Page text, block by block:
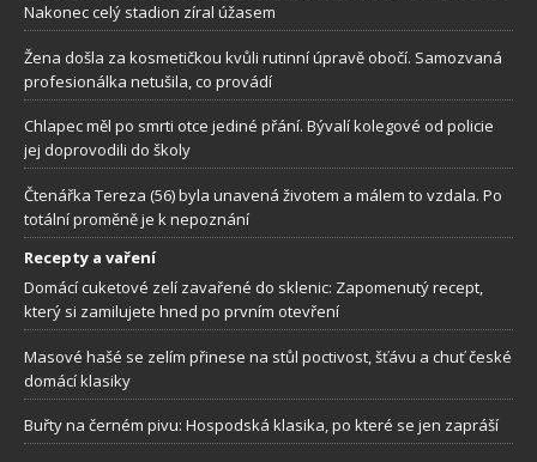
Nakonec celý stadion zíral úžasem
Žena došla za kosmetičkou kvůli rutinní úpravě obočí. Samozvaná
profesionálka netušila, co provádí
Chlapec měl po smrti otce jediné přání. Bývalí kolegové od policie
jej doprovodili do školy
Čtenářka Tereza (56) byla unavená životem a málem to vzdala. Po
totální proměně je k nepoznání
Recepty a vaření
Domácí cuketové zelí zavařené do sklenic: Zapomenutý recept,
který si zamilujete hned po prvním otevření
Masové hašé se zelím přinese na stůl poctivost, šťávu a chuť české
domácí klasiky
Buřty na černém pivu: Hospodská klasika, po které se jen zapráší